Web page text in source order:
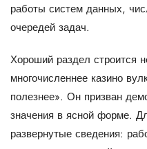
работы систем данных,
очередей задач.
Хороший раздел строится
многочисленнее казино
полезнее». Он призван
значения в ясной форме.
развернутые сведения: